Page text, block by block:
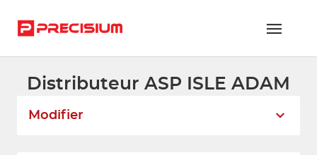
RÉSEAU PRECISIUM
PIÈCES VL ET PL
Distributeur ASP ISLE ADAM
Modifier